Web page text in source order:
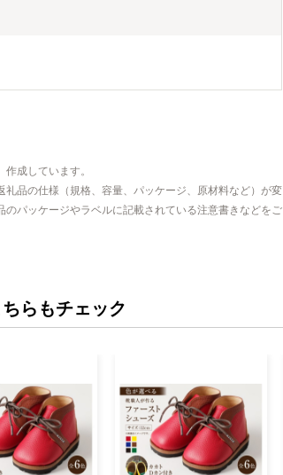
成しています。
品の仕様（規格、容量、パッケージ、原材料など）が変
パッケージやラベルに記載されている注意書きなどをご
らもチェック